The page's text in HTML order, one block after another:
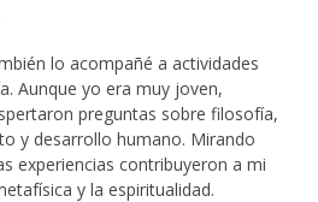
lo acompañé a actividades
Aunque yo era muy joven,
preguntas sobre filosofía,
y desarrollo humano. Mirando
experiencias contribuyeron a mi
y la espiritualidad.